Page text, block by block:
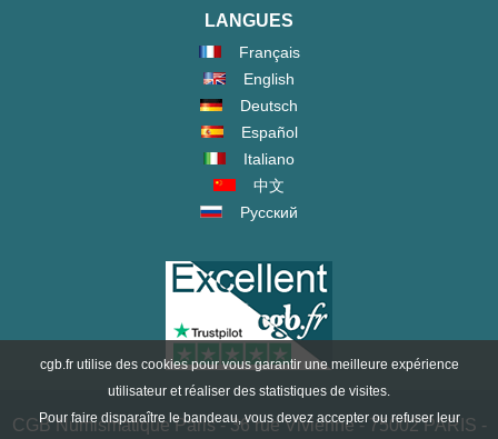
LANGUES
Français
English
Deutsch
Español
Italiano
中文
Русский
CGB Numismatique Paris - 36 rue Vivienne - 75002 PARIS -
cgb.fr utilise des cookies pour vous garantir une meilleure expérience
utilisateur et réaliser des statistiques de visites.
Pour faire disparaître le bandeau, vous devez accepter ou refuser leur